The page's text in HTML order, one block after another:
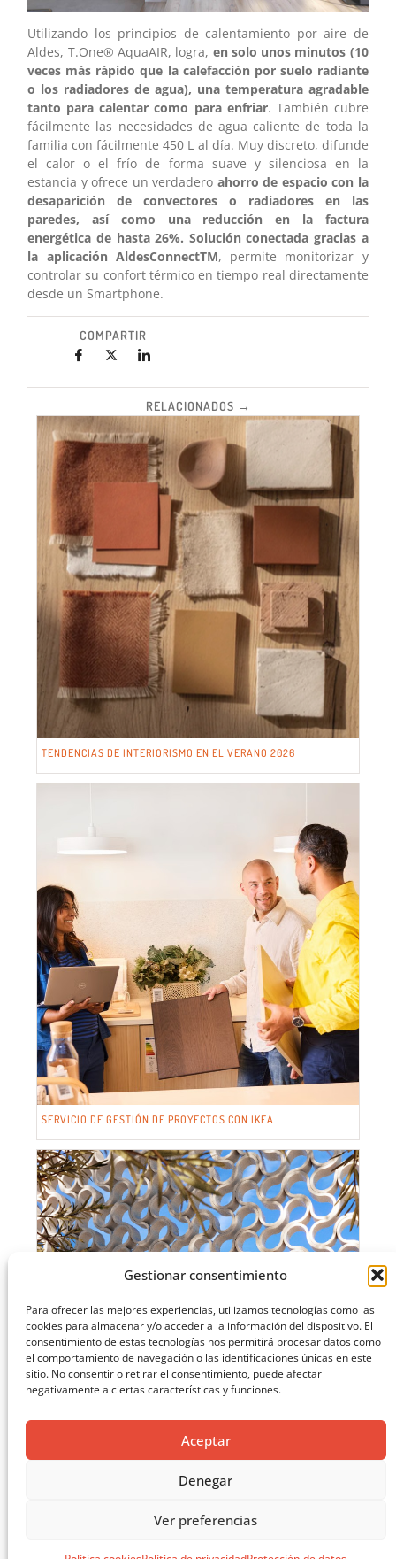
Gestionar consentimiento
Para ofrecer las mejores experiencias, utilizamos tecnologías como las
cookies para almacenar y/o acceder a la información del dispositivo. El
consentimiento de estas tecnologías nos permitirá procesar datos como
el comportamiento de navegación o las identificaciones únicas en este
sitio. No consentir o retirar el consentimiento, puede afectar
negativamente a ciertas características y funciones.
Aceptar
Denegar
Ver preferencias
Utilizando los principios de calentamiento por aire de
Aldes, T.One® AquaAIR, logra, en solo unos minutos (10
veces más rápido que la calefacción por suelo radiante
o los radiadores de agua), una temperatura agradable
tanto para calentar como para enfriar. También cubre
fácilmente las necesidades de agua caliente de toda la
familia con fácilmente 450 L al día. Muy discreto, difunde
el calor o el frío de forma suave y silenciosa en la
estancia y ofrece un verdadero ahorro de espacio con la
desaparición de convectores o radiadores en las
paredes, así como una reducción en la factura
energética de hasta 26%. Solución conectada gracias a
la aplicación AldesConnectTM, permite monitorizar y
controlar su confort térmico en tiempo real directamente
desde un Smartphone.
COMPARTIR
RELACIONADOS →
TENDENCIAS DE INTERIORISMO EN EL VERANO 2026
SERVICIO DE GESTIÓN DE PROYECTOS CON IKEA
O-BUIT: NUEVO SISTEMA CERÁMICO MODULAR